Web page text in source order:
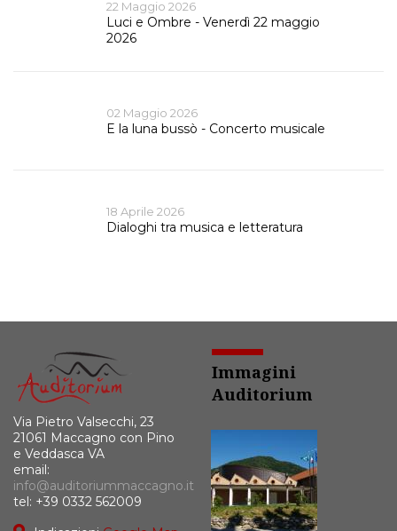
22 Maggio 2026
Luci e Ombre - Venerdì 22 maggio
2026
02 Maggio 2026
E la luna bussò - Concerto musicale
18 Aprile 2026
Dialoghi tra musica e letteratura
Via Pietro Valsecchi, 23
21061 Maccagno con Pino
e Veddasca VA
email:
info@auditoriummaccagno.it
tel: +39 0332 562009
Immagini
Auditorium